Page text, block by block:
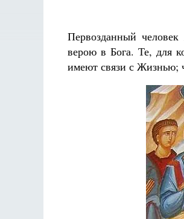
Первозданный
верою в Бога. Те, для
имеют связи с Жизнью;